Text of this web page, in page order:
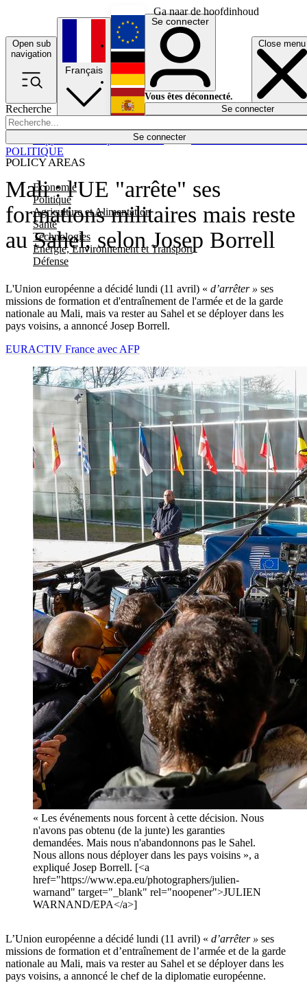
Ga naar de hoofdinhoud
Open sub
navigation
Close menu
Recherche
Se connecter
POLICY AREAS
Economie
Politique
Agriculture et Alimentation
Santé
Technologies
Energie, Environnement et Transport
Défense
Économie
Français
English
Deutsch
Español
Se connecter
Vous êtes déconnecté.
Se connecter
Mali : l'UE "arrête" ses
formations militaires mais reste
au Sahel, selon Josep Borrell
L'Union européenne a décidé lundi (11 avril) « d’arrêter » ses
missions de formation et d'entraînement de l'armée et de la garde
nationale au Mali, mais va rester au Sahel et se déployer dans les
pays voisins, a annoncé Josep Borrell.
POLITIQUE
EURACTIV France avec AFP
« Les événements nous forcent à cette décision. Nous
n'avons pas obtenu (de la junte) les garanties
demandées. Mais nous n'abandonnons pas le Sahel.
Nous allons nous déployer dans les pays voisins », a
expliqué Josep Borrell. [<a
href="https://www.epa.eu/photographers/julien-
warnand" target="_blank" rel="noopener">JULIEN
WARNAND/EPA</a>]
L’Union européenne a décidé lundi (11 avril) « d’arrêter » ses
missions de formation et d’entraînement de l’armée et de la garde
nationale au Mali, mais va rester au Sahel et se déployer dans les
pays voisins, a annoncé le chef de la diplomatie européenne.